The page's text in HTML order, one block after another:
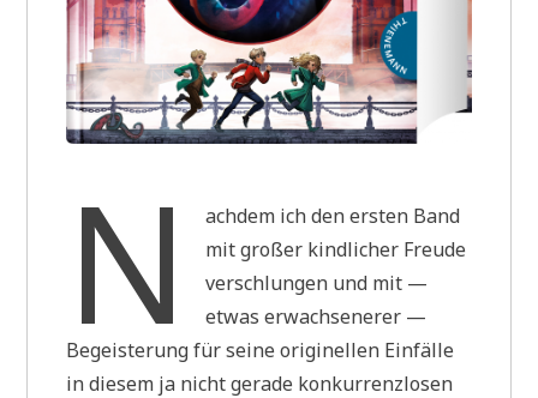
N
achdem ich den ersten Band
mit großer kindlicher Freude
verschlungen und mit —
etwas erwachsenerer —
Begeisterung für seine originellen Einfälle
in diesem ja nicht gerade konkurrenzlosen